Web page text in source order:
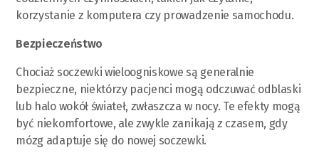
korzystanie z komputera czy prowadzenie samochodu.
Bezpieczeństwo
Chociaż soczewki wieloogniskowe są generalnie
bezpieczne, niektórzy pacjenci mogą odczuwać odblaski
lub halo wokół świateł, zwłaszcza w nocy. Te efekty mogą
być niekomfortowe, ale zwykle zanikają z czasem, gdy
mózg adaptuje się do nowej soczewki.